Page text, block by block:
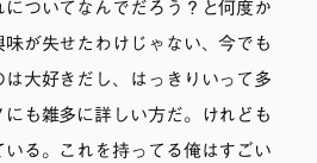
ついてなんでだろう？と何度か
が失せたわけじゃない、今でも
大好きだし、はっきりいって多
も雑多に詳しい方だ。けれども
る。これを持ってる俺はすごい